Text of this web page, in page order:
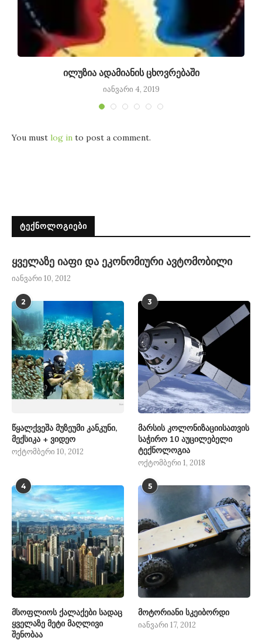
ილუზია ადამიანის ცხოვრებაში
იანვარი 4, 2019
You must log in to post a comment.
ᲢᲔᲥᲜᲝᲚᲝᲒᲘᲔᲑᲘ
ყველაზე იაფი და ეკონომიური ავტომობილი
იანვარი 10, 2012
2
წყალქვეშა მუზეუმი კანკუნი,
მექსიკა + ვიდეო
ოქტომბერი 10, 2012
3
მარსის კოლონიზაციისათვის
საჭირო 10 აუცილებელი
ტექნოლოგია
ოქტომბერი 1, 2018
4
მსოფლიოს ქალაქები სადაც
ყველაზე მეტი მაღლივი
შენობაა
5
მოტორიანი სკეიბორდი
იანვარი 17, 2012